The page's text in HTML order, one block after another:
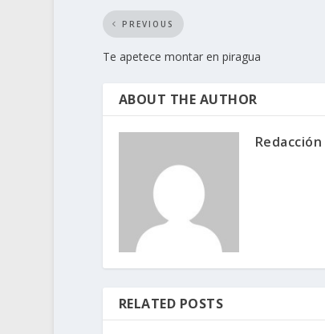
PREVIOUS
Te apetece montar en piragua
ABOUT THE AUTHOR
Redacción
RELATED POSTS